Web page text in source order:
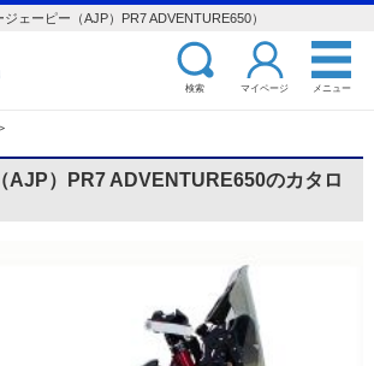
ェーピー（AJP）PR7 ADVENTURE650）
検索 マイページ メニュー
AJP）PR7 ADVENTURE650のカタロ